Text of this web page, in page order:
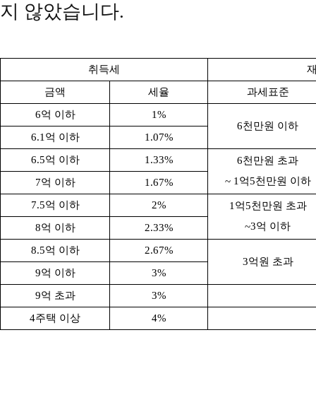
지 않았습니다.
취득세
금액
세율
과세표준
6억 이하
1%
6천만원 이하
6.1 억 이하
1.07%
6.5억 이하 1.33% 6천만원 초과
~ 1 억5천만원 이하
7억 이하
1.67%
7.5억 이하 2% 1 억5천만원 초과
~3억 이하
8억 이하
2.33%
8.5억 이하
2.67%
3억원 초과
9억 이하
3%
9억 초과
3%
4주택 이상 4%